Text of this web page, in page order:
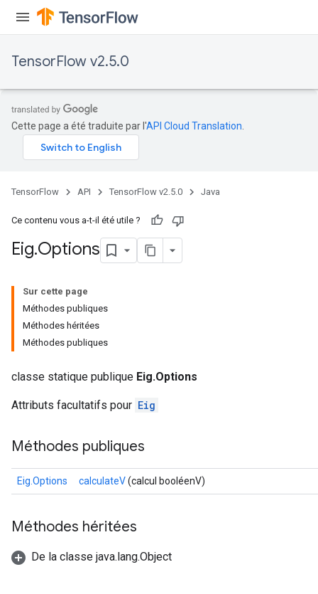
TensorFlow v2.5.0
Cette page a été traduite par l'API Cloud Translation
TensorFlow API TensorFlow v2.5.0 Java
Ce contenu vous a-t-il été utile ?
Eig.Options
Sur cette page
Méthodes publiques
Méthodes héritées
Méthodes publiques
classe statique publique Eig.Options
Attributs facultatifs pour Eig
Méthodes publiques
Eig.Options calculateV(calcul booléenV)
Méthodes héritées
De la classe java.lang.Object